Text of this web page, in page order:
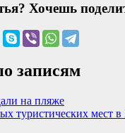
Хочешь
записям
на пляже
туристических мест